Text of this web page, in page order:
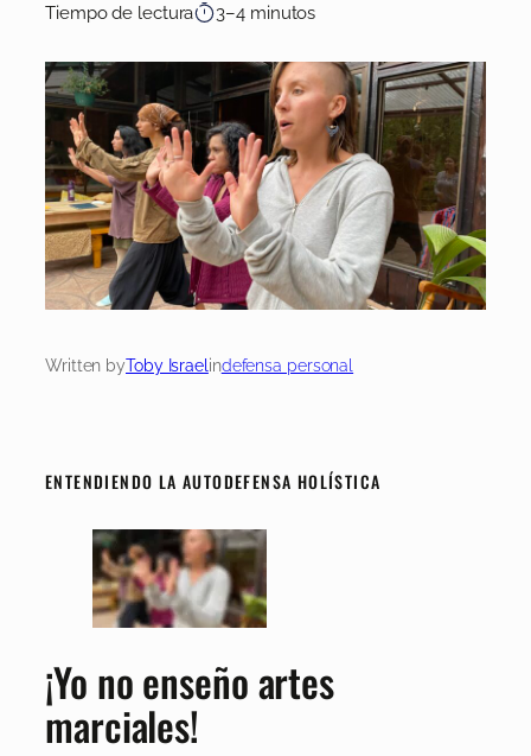
Tiempo de lectura 3–4 minutos
Written byToby Israel indefensa personal
ENTENDIENDO LA AUTODEFENSA HOLÍSTICA
¡Yo no enseño artes
marciales!